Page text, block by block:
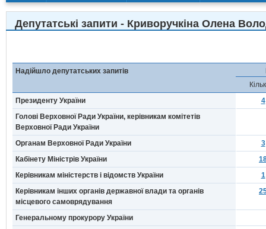
Депутатські запити - Криворучкіна Олена
Надійшло депутатських запитів
Президенту України
4
Голові Верховної Ради України, керівникам комітетів
Верховної Ради України
Органам Верховної Ради України
3
Кабінету Міністрів України
Керівникам міністерств і відомств України
1
Керівникам інших органів державної влади та органів
місцевого самоврядування
Генеральному прокурору України